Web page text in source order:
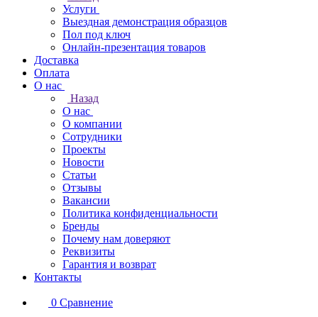
Услуги
Выездная демонстрация образцов
Пол под ключ
Онлайн-презентация товаров
Доставка
Оплата
О нас
Назад
О нас
О компании
Сотрудники
Проекты
Новости
Статьи
Отзывы
Вакансии
Политика конфиденциальности
Бренды
Почему нам доверяют
Реквизиты
Гарантия и возврат
Контакты
0 Сравнение